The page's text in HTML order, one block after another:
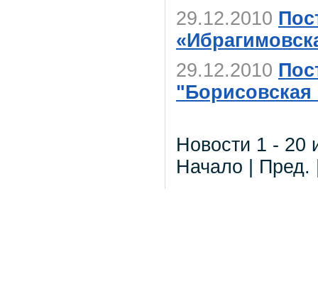
29.12.2010
29.12.2010
Новости 1 - 20
Начало |